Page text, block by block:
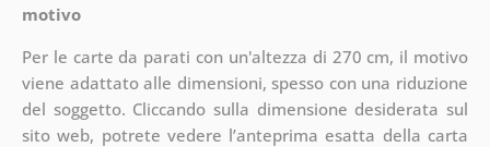
motivo
Per le carte da parati con un'altezza di 270 cm, il motivo
viene adattato alle dimensioni, spesso con una riduzione
del soggetto. Cliccando sulla dimensione desiderata sul
sito web, potrete vedere l’anteprima esatta della carta